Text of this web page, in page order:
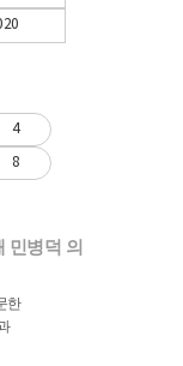
4
8
민병덕 의
한